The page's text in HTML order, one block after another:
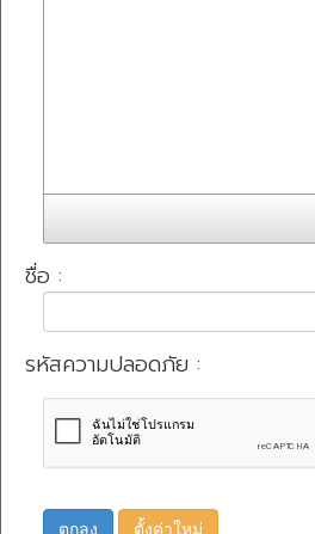
ชื่อ :
รหัสความปลอดภัย :
ตกลง ตั้งค่าใหม่